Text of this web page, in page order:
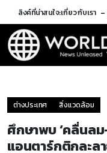
ลิงค์ที่น่าสนใจ:เกี่ยวกับเรา
ต่างประเทศ สิ่งแวดล้อม
ศึกษาพบ ‘คลื่นลม
แอนตาร์กติกละล